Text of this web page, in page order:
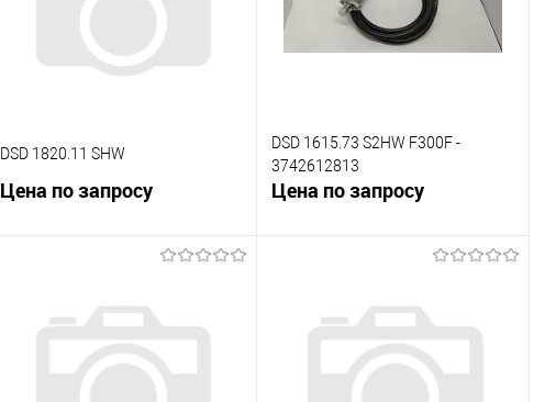
DSD 1820.11 SHW
Цена по запросу
В корзину
К сравнению
В избранное
Под заказ
DSD 1615.73 S2HW F300F -
3742612813
Цена по запросу
В корзину
К сравнению
В избранное
Под заказ